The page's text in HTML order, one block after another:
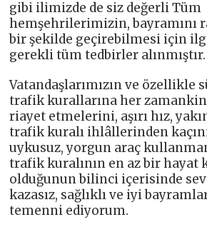
gibi ilimizde de siz değerli Tüm
hemşehrilerimizin, bayramını
bir şekilde geçirebilmesi için
gerekli tüm tedbirler alınmıştır.
Vatandaşlarımızın ve
trafik kurallarına her
riayet etmelerini, aşırı hız,
trafik kuralı ihlâllerinden
uykusuz, yorgun araç
trafik kuralının en az bir hayat
olduğunun bilinci içerisinde
kazasız, sağlıklı ve iyi
temenni ediyorum.